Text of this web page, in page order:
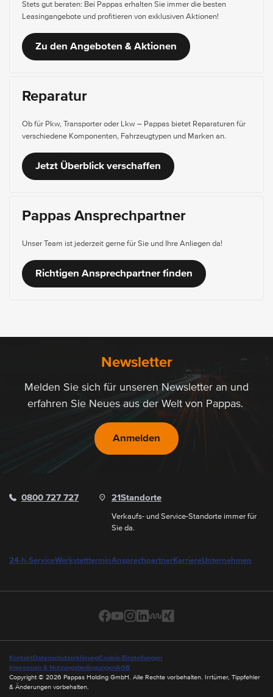
Stets gut beraten: Bei Pappas erhalten Sie immer die besten
Leasingangebote und profitieren von exklusiven Aktionen!
Zu den Angeboten & Aktionen
Reparatur
Ob für Pkw, Transporter oder Lkw – Pappas bietet Reparaturen für
verschiedene Komponenten, Fahrzeugtypen und Marken an.
Jetzt Überblick verschaffen
Pappas Ansprechpartner
Unser Team ist jederzeit gerne für Sie und Ihre Anliegen da!
Richtigen Ansprechpartner finden
Newsletter
Melden Sie sich für unseren Newsletter an und
erfahren Sie Neues aus der Welt von Pappas.
Anmelden
0800 727 727 21 Standorte
Verkaufs- und Service-Standorte immer für
Sie da.
24-h-ServiceWerkstattterminAnsprechpartnerKarriereUnternehmen
KontaktDatenschutzerklärungCookie-Einstellungen
Impressum & NutzungsbedingungenAGB
Copyright © 2026 Pappas Holding GmbH. Alle Rechte vorbehalten. Irrtümer, Tippfehler
& Änderungen vorbehalten.